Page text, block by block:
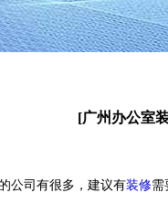
[广州办公室
公司有很多，建议有装修需